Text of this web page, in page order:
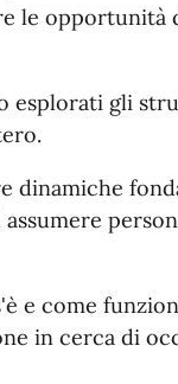
le opportunità
esplorati gli
dinamiche
e come
in cerca di